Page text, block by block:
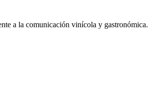
a la comunicación vinícola y gastronómica.